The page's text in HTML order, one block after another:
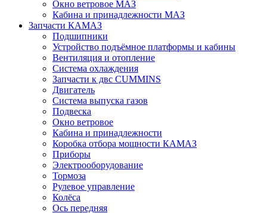
Окно ветровое МАЗ
Кабина и принадлежности МАЗ
Запчасти КАМАЗ
Подшипники
Устройство подъёмное платформы и кабины
Вентиляция и отопление
Система охлаждения
Запчасти к двс CUMMINS
Двигатель
Система выпуска газов
Подвеска
Окно ветровое
Кабина и принадлежности
Коробка отбора мощности КАМАЗ
Приборы
Электрооборудование
Тормоза
Рулевое управление
Колёса
Ось передняя